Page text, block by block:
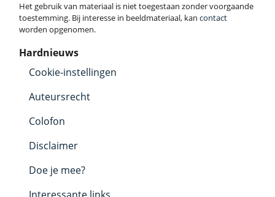
Het gebruik van materiaal is niet toegestaan zonder voorgaande
toestemming. Bij interesse in beeldmateriaal, kan contact
worden opgenomen.
Hardnieuws
Cookie-instellingen
Auteursrecht
Colofon
Disclaimer
Doe je mee?